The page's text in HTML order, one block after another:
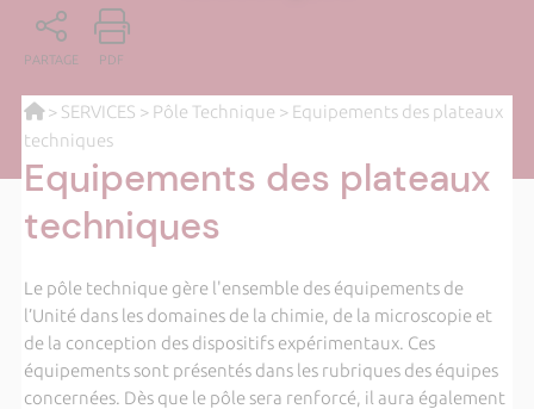
PARTAGE PDF
> SERVICES > Pôle Technique > Equipements des plateaux
techniques
Equipements des plateaux
techniques
Le pôle technique gère l'ensemble des équipements de
l’Unité dans les domaines de la chimie, de la microscopie et
de la conception des dispositifs expérimentaux. Ces
équipements sont présentés dans les rubriques des équipes
concernées. Dès que le pôle sera renforcé, il aura également